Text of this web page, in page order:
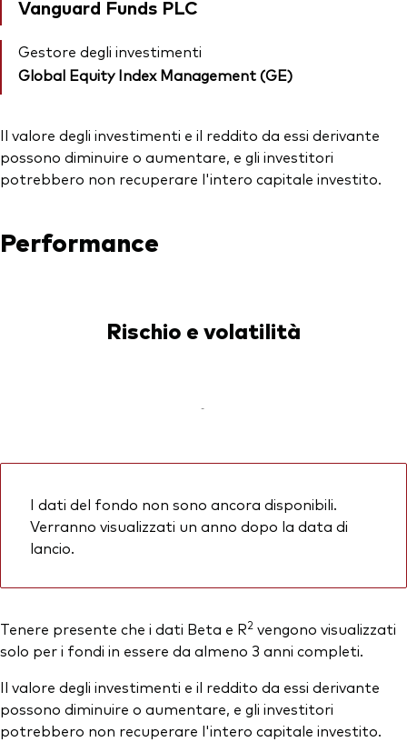
Vanguard Funds PLC
Gestore degli investimenti
Global Equity Index Management (GE)
Il valore degli investimenti e il reddito da essi derivante
possono diminuire o aumentare, e gli investitori
potrebbero non recuperare l'intero capitale investito.
Performance
Rischio e volatilità
-
I dati del fondo non sono ancora disponibili.
Verranno visualizzati un anno dopo la data di
lancio.
Tenere presente che i dati Beta e R2 vengono visualizzati
solo per i fondi in essere da almeno 3 anni completi.
Il valore degli investimenti e il reddito da essi derivante
possono diminuire o aumentare, e gli investitori
potrebbero non recuperare l'intero capitale investito.